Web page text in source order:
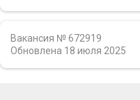
Вакансия № 672919
Обновлена 18 июля 2025